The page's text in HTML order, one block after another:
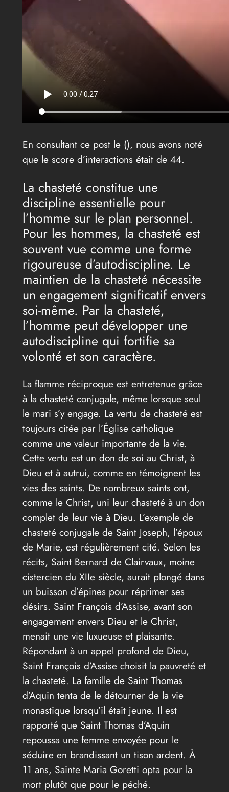
En consultant ce post le (), nous avons noté
que le score d’interactions était de 44.
La chasteté constitue une
discipline essentielle pour
l’homme sur le plan personnel.
Pour les hommes, la chasteté est
souvent vue comme une forme
rigoureuse d’autodiscipline. Le
maintien de la chasteté nécessite
un engagement significatif envers
soi-même. Par la chasteté,
l’homme peut développer une
autodiscipline qui fortifie sa
volonté et son caractère.
La flamme réciproque est entretenue grâce
à la chasteté conjugale, même lorsque seul
le mari s’y engage. La vertu de chasteté est
toujours citée par l’Église catholique
comme une valeur importante de la vie.
Cette vertu est un don de soi au Christ, à
Dieu et à autrui, comme en témoignent les
vies des saints. De nombreux saints ont,
comme le Christ, uni leur chasteté à un don
complet de leur vie à Dieu. L’exemple de
chasteté conjugale de Saint Joseph, l’époux
de Marie, est régulièrement cité. Selon les
récits, Saint Bernard de Clairvaux, moine
cistercien du XIIe siècle, aurait plongé dans
un buisson d’épines pour réprimer ses
désirs. Saint François d’Assise, avant son
engagement envers Dieu et le Christ,
menait une vie luxueuse et plaisante.
Répondant à un appel profond de Dieu,
Saint François d’Assise choisit la pauvreté et
la chasteté. La famille de Saint Thomas
d’Aquin tenta de le détourner de la vie
monastique lorsqu’il était jeune. Il est
rapporté que Saint Thomas d’Aquin
repoussa une femme envoyée pour le
séduire en brandissant un tison ardent. À
11 ans, Sainte Maria Goretti opta pour la
mort plutôt que pour le péché.